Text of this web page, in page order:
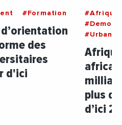
#Formation
des
d'ici
#Afrique
plus
d’ici